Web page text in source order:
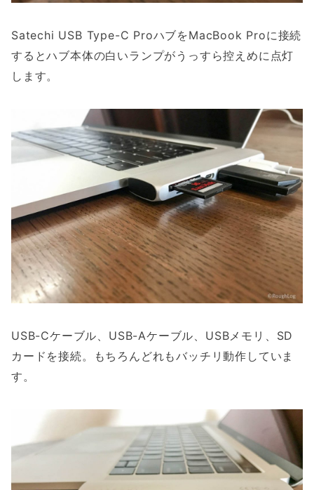
Satechi USB Type-C ProハブをMacBook Proに接続
するとハブ本体の白いランプがうっすら控えめに点灯
します。
USB-Cケーブル、USB-Aケーブル、USBメモリ、SD
カードを接続。もちろんどれもバッチリ動作していま
す。